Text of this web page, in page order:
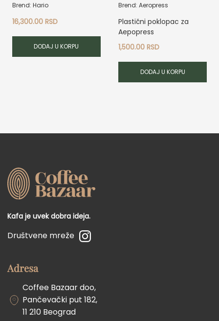
Brend: Hario
16,300.00 RSD
DODAJ U KORPU
Brend: Aeropress
Plastični poklopac za
Aepopress
1,500.00RSD
DODAJ U KORPU
Kafa je uvek dobra ideja.
Društvene mreže
Adresa
Coffee Bazaar doo,
Pančevački put 182,
11 210 Beograd